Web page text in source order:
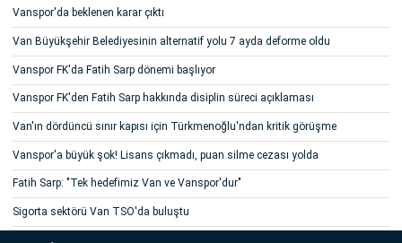
Vanspor'da beklenen karar çıktı
Van Büyükşehir Belediyesinin alternatif yolu 7 ayda deforme oldu
Vanspor FK'da Fatih Sarp dönemi başlıyor
Vanspor FK'den Fatih Sarp hakkında disiplin süreci açıklaması
Van'ın dördüncü sınır kapısı için Türkmenoğlu'ndan kritik görüşme
Vanspor'a büyük şok! Lisans çıkmadı, puan silme cezası yolda
Fatih Sarp: "Tek hedefimiz Van ve Vanspor'dur"
Sigorta sektörü Van TSO'da buluştu